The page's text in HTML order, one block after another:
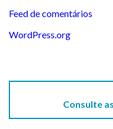
Feed de comentários
WordPress.org
Consulte